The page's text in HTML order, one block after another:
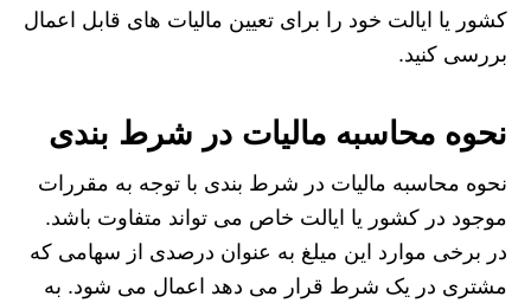
کشور یا ایالت خود را برای تعیین مالیات های قابل اعمال
بررسی کنید.
نحوه محاسبه مالیات در شرط بندی
نحوه محاسبه مالیات در شرط بندی با توجه به مقررات
موجود در کشور یا ایالت خاص می تواند متفاوت باشد.
در برخی موارد این میلغ به عنوان درصدی از سهامی که
مشتری در یک شرط قرار می دهد اعمال می شود. به